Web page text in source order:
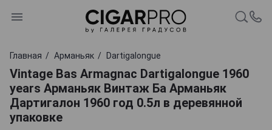
Главная Арманьяк Dartigalongue
Vintage Bas Armagnac Dartigalongue 1960
years Арманьяк Винтаж Ба Арманьяк
Дартигалон 1960 год 0.5л в деревянной
упаковке